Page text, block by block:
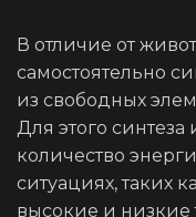
В отличие от
самостоятельно
из свободных
Для этого
количество
ситуациях, таких
высокие и низкие